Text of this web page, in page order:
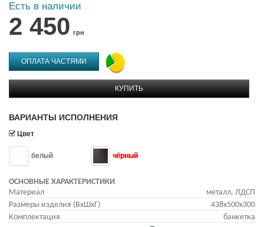
Есть в наличии
2 450 грн
ОПЛАТА ЧАСТЯМИ
КУПИТЬ
ВАРИАНТЫ ИСПОЛНЕНИЯ
Цвет
белый чёрный
ОСНОВНЫЕ ХАРАКТЕРИСТИКИ
Материал
металл, ЛДСП
Размеры изделия (ВхШхГ)
438x500x300
Комплектация
банкетка